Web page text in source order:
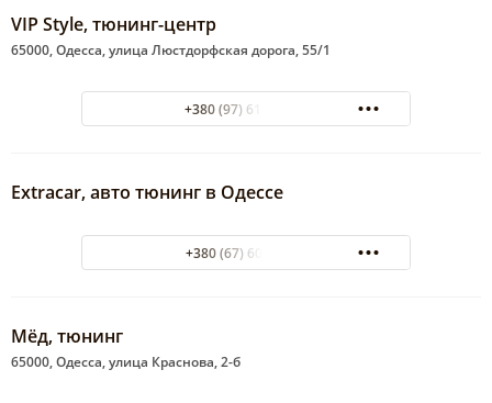
VIP Style, тюнинг-центр
65000, Одесса, улица Люстдорфская дорога, 55/1
+380 (97) 618-46-05
Extracar, авто тюнинг в Одессе
+380 (67) 600 99 72
Мёд, тюнинг
65000, Одесса, улица Краснова, 2-б